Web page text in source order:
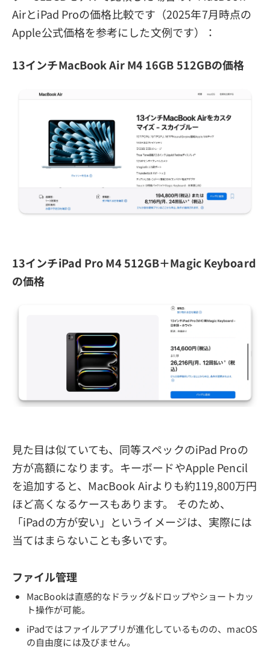
AirとiPad Proの価格比較です（2025年7月時点の
Apple公式価格を参考にした文例です）：
13インチMacBook Air M4 16GB 512GBの価格
13インチiPad Pro M4 512GB＋Magic Keyboard
の価格
見た目は似ていても、同等スペックのiPad Proの
方が高額になります。キーボードやApple Pencil
を追加すると、MacBook Airよりも約119,800万円
ほど高くなるケースもあります。 そのため、
「iPadの方が安い」というイメージは、実際には
当てはまらないことも多いです。
ファイル管理
MacBookは直感的なドラッグ&ドロップやショートカッ
ト操作が可能。
iPadではファイルアプリが進化しているものの、macOS
の自由度には及びません。